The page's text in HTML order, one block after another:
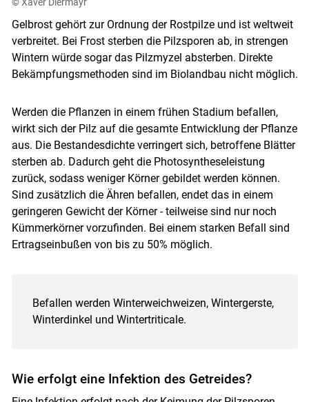
Gelbrost gehört zur Ordnung der Rostpilze und ist weltweit
verbreitet. Bei Frost sterben die Pilzsporen ab, in strengen
Wintern würde sogar das Pilzmyzel absterben. Direkte
Bekämpfungsmethoden sind im Biolandbau nicht möglich.
Werden die Pflanzen in einem frühen Stadium befallen,
wirkt sich der Pilz auf die gesamte Entwicklung der Pflanze
aus. Die Bestandesdichte verringert sich, betroffene Blätter
sterben ab. Dadurch geht die Photosyntheseleistung
zurück, sodass weniger Körner gebildet werden können.
Sind zusätzlich die Ähren befallen, endet das in einem
geringeren Gewicht der Körner - teilweise sind nur noch
Kümmerkörner vorzufinden. Bei einem starken Befall sind
Ertragseinbußen von bis zu 50% möglich.
Befallen werden Winterweichweizen, Wintergerste,
Winterdinkel und Wintertriticale.
Wie erfolgt eine Infektion des Getreides?